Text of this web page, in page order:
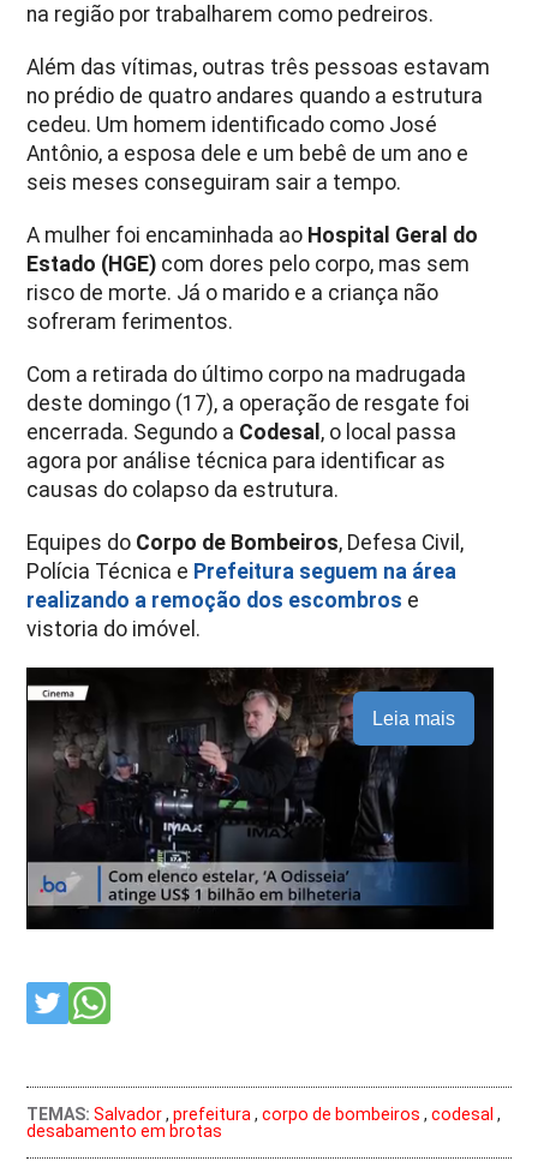
na região por trabalharem como pedreiros.
Além das vítimas, outras três pessoas estavam
no prédio de quatro andares quando a estrutura
cedeu. Um homem identificado como José
Antônio, a esposa dele e um bebê de um ano e
seis meses conseguiram sair a tempo.
A mulher foi encaminhada ao Hospital Geral do
Estado (HGE) com dores pelo corpo, mas sem
risco de morte. Já o marido e a criança não
sofreram ferimentos.
Com a retirada do último corpo na madrugada
deste domingo (17), a operação de resgate foi
encerrada. Segundo a Codesal , o local passa
agora por análise técnica para identificar as
causas do colapso da estrutura.
Equipes do Corpo de Bombeiros, Defesa Civil,
Polícia Técnica e Prefeitura seguem na área
realizando a remoção dos escombros e
vistoria do imóvel.
Leia mais
TEMAS: Salvador,prefeitura ,corpo de bombeiros ,codesal ,
desabamento em brotas